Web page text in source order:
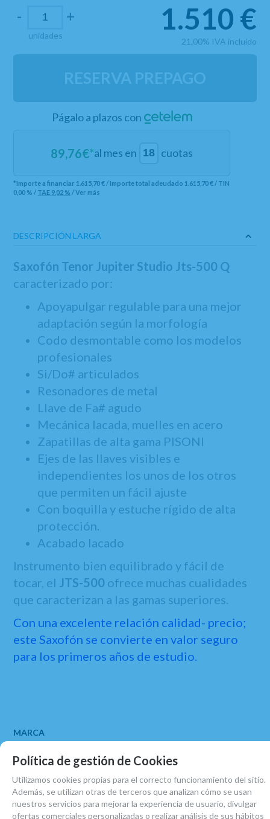
-
unidades
+ 1.510 €
21.00% IVA incluido
RESERVA PREPAGO
Págalo a plazos con
89,76€*al mes en cuotas
*Importe a financiar 1.615,70 €/ Importe total adeudado 1.615,70 €/ TIN
0,00 % / TAE 9,02 % /Ver más
DESCRIPCIÓN LARGA
Saxofón Tenor Jupiter Studio Jts-500 Q
caracterizado por:
Apoyapulgar regulable para una mejor
adaptación según la morfología
Codo desmontable como los modelos
profesionales
Si/Do# articulados
Resonadores de metal
Llave de Fa# agudo
Mecánica lacada, muelles en acero
Zapatillas de alta gama PISONI
Ejes de las llaves visibles e
independientes los unos de los otros
que permiten un fácil ajuste
Con boquilla y estuche rígido de alta
protección.
Acabado lacado
Instrumento bien equilibrado y fácil de
tocar, el JTS-500 ofrece muchas cualidades
que caracterizan a las gamas superiores.
Con una excelente relación calidad- precio;
este Saxofón se convierte en valor seguro
para los primeros años de estudio.
MARCA
FAMILIAS RELACIONADAS
SAXOS TENORES SAXOFONES
FECHA DE LANZAMIENTO
Política de gestión de Cookies
Utilizamos cookies propias para el correcto funcionamiento del sitio.
Además, se utilizan otras de terceros que analizan cómo se usan
nuestros servicios para mejorar la experiencia de usuario, divulgar
ofertas comerciales personalizadas o realizar análisis de sus hábitos